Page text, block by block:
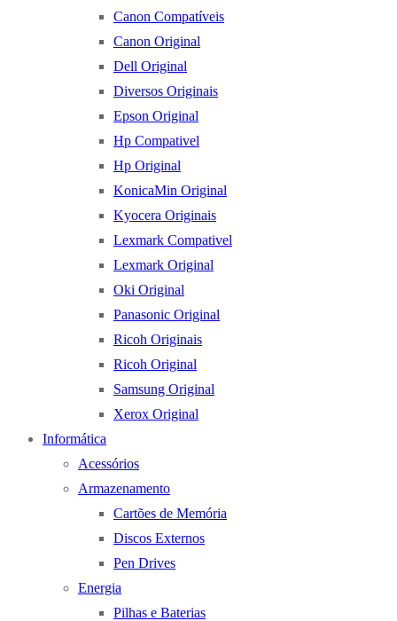
Canon Compatíveis
Canon Original
Dell Original
Diversos Originais
Epson Original
Hp Compativel
Hp Original
KonicaMin Original
Kyocera Originais
Lexmark Compativel
Lexmark Original
Oki Original
Panasonic Original
Ricoh Originais
Ricoh Original
Samsung Original
Xerox Original
Informática
Acessórios
Armazenamento
Cartões de Memória
Discos Externos
Pen Drives
Energia
Pilhas e Baterias